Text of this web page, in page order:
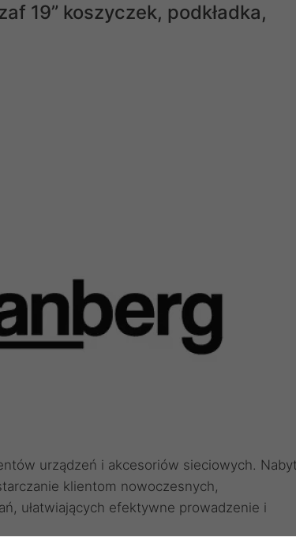
19” koszyczek, podkładka,
urządzeń i akcesoriów sieciowych.
klientom nowoczesnych,
ułatwiających efektywne prowadzenie i